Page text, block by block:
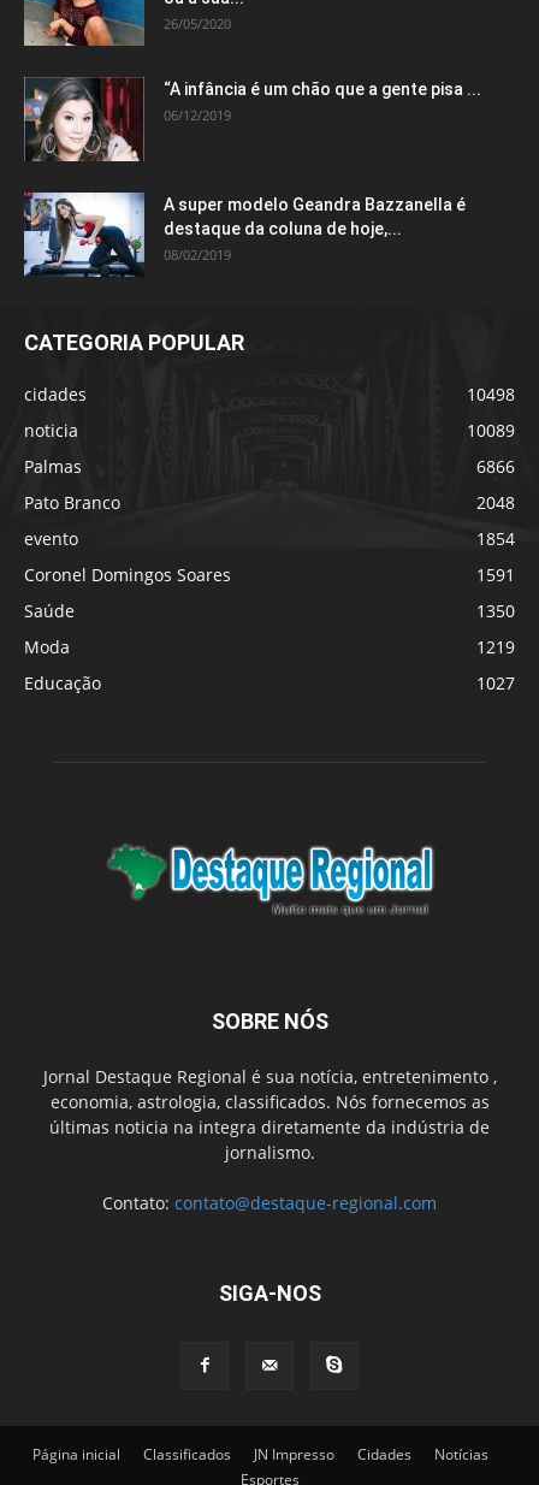
26/05/2020
“A infância é um chão que a gente pisa ...
06/12/2019
A super modelo Geandra Bazzanella é
destaque da coluna de hoje,...
08/02/2019
CATEGORIA POPULAR
cidades
10498
noticia
10089
Palmas
6866
Pato Branco
2048
evento
1854
Coronel Domingos Soares
1591
Saúde
1350
Moda
1219
Educação
1027
SOBRE NÓS
Jornal Destaque Regional é sua notícia, entretenimento ,
economia, astrologia, classificados. Nós fornecemos as
últimas noticia na integra diretamente da indústria de
jornalismo.
Contato: contato@destaque-regional.com
SIGA-NOS
Página inicial Classificados JN Impresso Cidades
Notícias
Esportes